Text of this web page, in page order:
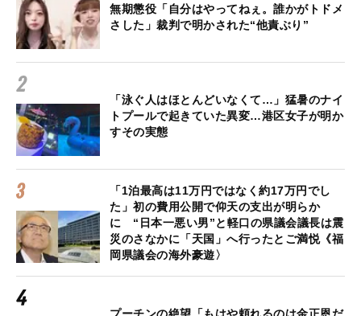
無期懲役「自分はやってねぇ。誰かがトドメ
さした」裁判で明かされた“他責ぶり”
「泳ぐ人はほとんどいなくて…」猛暑のナイ
トプールで起きていた異変…港区女子が明か
すその実態
「1泊最高は11万円ではなく約17万円でし
た」初の費用公開で仰天の支出が明らか
に “日本一悪い男”と軽口の県議会議長は震
災のさなかに「天国」へ行ったとご満悦《福
岡県議会の海外豪遊〉
プーチンの絶望「もはや頼れるのは金正恩だ